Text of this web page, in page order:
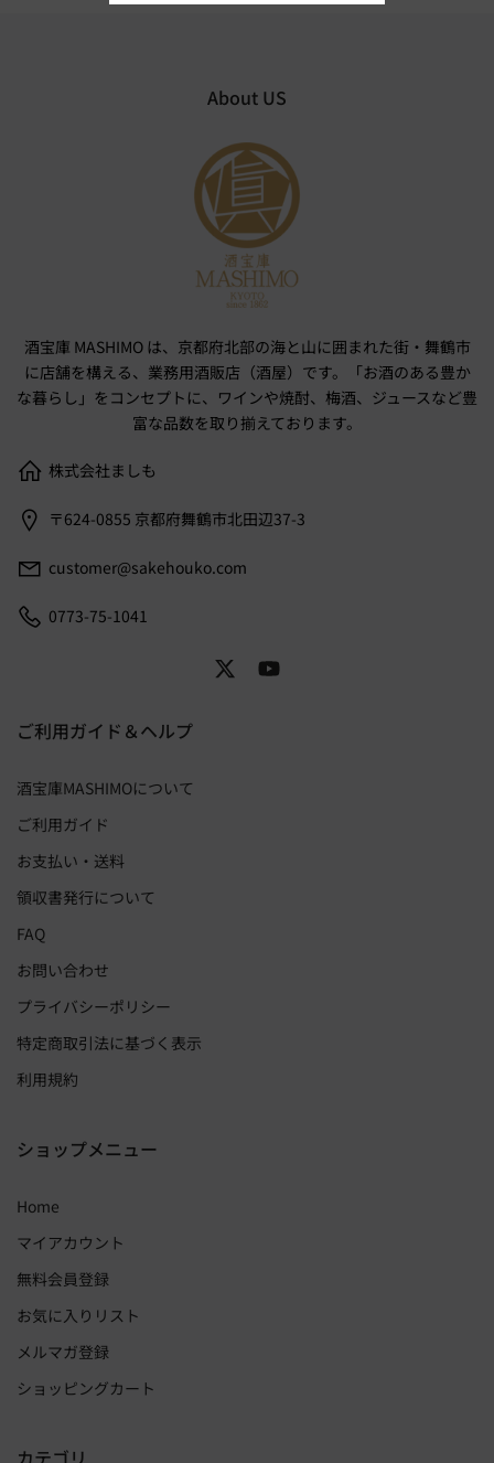
About US
酒宝庫 MASHIMO は、京都府北部の海と山に囲まれた街・舞鶴市
に店舗を構える、業務用酒販店（酒屋）です。「お酒のある豊か
な暮らし」をコンセプトに、ワインや焼酎、梅酒、ジュースなど豊
富な品数を取り揃えております。
株式会社ましも
〒624-0855 京都府舞鶴市北田辺37-3
customer@sakehouko.com
0773-75-1041
ご利用ガイド＆ヘルプ
酒宝庫MASHIMOについて
ご利用ガイド
お支払い・送料
領収書発行について
FAQ
お問い合わせ
プライバシーポリシー
特定商取引法に基づく表示
利用規約
ショップメニュー
Home
マイアカウント
無料会員登録
お気に入りリスト
メルマガ登録
ショッピングカート
カテゴリ